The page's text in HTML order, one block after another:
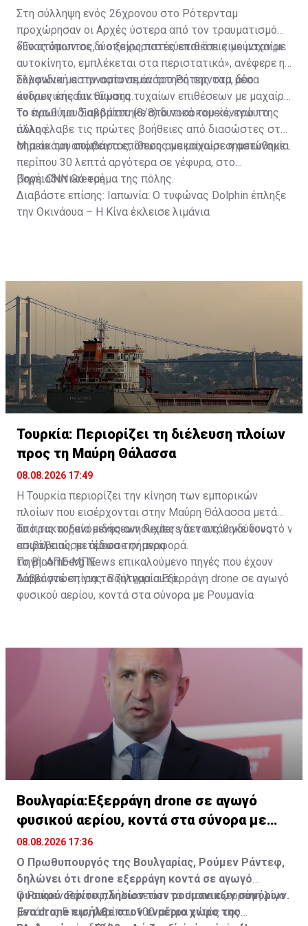
Στη σύλληψη ενός 26χρονου στο Ρότερνταμ
προχώρησαν οι Αρχές ύστερα από τον τραυματισμό
δύο ατόμων σε δύο ξεχωριστές επιθέσεις με μαχαίρι.
«Ένας ύποπτος, ο οποίος πιστεύεται ότι κινούνταν με
αυτοκίνητο, εμπλέκεται στα περιστατικά», ανέφερε η
ολλανδική αστυνομία σε ανάρτησή της στα μέσα
κοινωνικής δικτύωσης.
Σύμφωνα με την αστυνομία του Ρότερνταμ, δύο
άνδρες έπεσαν θύματα τυχαίων επιθέσεων με μαχαίρι
το πρωί του Σαββάτου (8/8) δυτικά του κέντρου της
πόλης.
Το ένα θύμα διακομίστηκε στο νοσοκομείο, ενώ το
άλλο έλαβε τις πρώτες βοήθειες από διασώστες στο
σημείο του συμβάντος, όπως ανακοίνωσε η αστυνομία.
Μια ακόμη απόπειρα επίθεσης με μαχαίρι σημειώθηκε
περίπου 30 λεπτά αργότερα σε γέφυρα, στο
βορειοδυτικό τμήμα της πόλης.
Πηγή: CNN Greece
Διαβάστε επίσης: Ιαπωνία: Ο τυφώνας Dolphin έπληξε
την Οκινάουα – Η Κίνα έκλεισε λιμάνια
Τουρκία: Περιορίζει τη διέλευση πλοίων
προς τη Μαύρη Θάλασσα
08.08.2026 17:49
Η Τουρκία περιορίζει την κίνηση των εμπορικών
πλοίων που εισέρχονται στην Μαύρη Θάλασσα μετά
από τις αυξανόμενες ανησυχίες για τους κινδύνους
ασφάλειας, μετέδωσε σήμερα
το Bloomberg News επικαλούμενο πηγές που έχουν
λάβει γνώση για το ζήτημα αυτό.
Το πρακτορείο ειδήσεων Reuters δεν στάθηκε δυνατό να
επιβεβαιώσει άμεσα την αναφορά.
Πηγή: ΑΠΕ-ΜΠΕ
Διαβάστε επίσης:Βουλγαρία:Εξερράγη drone σε αγωγό
φυσικού αερίου, κοντά στα σύνορα με Ρουμανία
Βουλγαρία:Εξερράγη drone σε αγωγό
φυσικού αερίου, κοντά στα σύνορα με
Ρουμανία
08.08.2026 17:36
Ο Πρωθυπουργός της Βουλγαρίας, Ρούμεν Ράντεφ,
δηλώνει ότι drone εξερράγη κοντά σε αγωγό
φυσικού αερίου πλησίον των ρουμανικών συνόρων.
Ένα drone εισήλθε στον εναέριο χώρο της
Ο Ρούμεν Ράντεφ, δήλωσε ότι το drone εξερράγη λίγο
μετά τις 5 π.μ., περίπου 100 μέτρα εντός του